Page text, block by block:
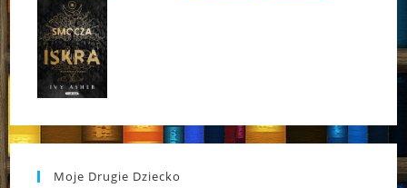
Moje Drugie Dziecko